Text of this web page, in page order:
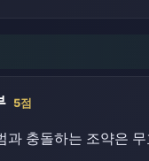
5점
과 충돌하는 조약은